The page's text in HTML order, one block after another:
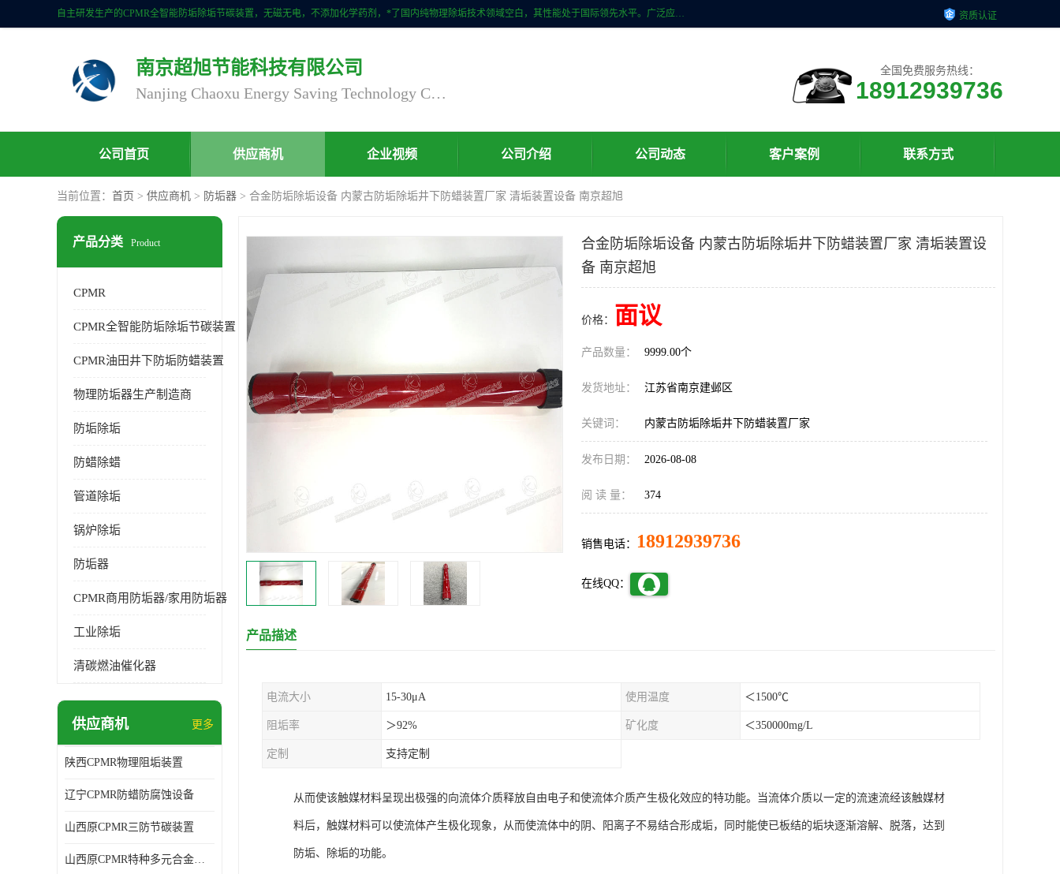
自主研发生产的CPMR全智能防垢除垢节碳装置，无磁无电，不添加化学药剂，*了国内纯物理除垢技术领域空白，其性能处于国际领先水平。广泛应用于石油炼化、钢铁冶炼、电力、煤矿、化工、供暖、压铸、汽车制造、涉水家电等行业。 资质认证
南京超旭节能科技有限公司
Nanjing Chaoxu Energy Saving Technology Co., Ltd
全国免费服务热线：
18912939736
公司首页 供应商机 企业视频 公司介绍 公司动态 客户案例 联系方式
当前位置： 首页 > 供应商机 > 防垢器 > 合金防垢除垢设备 内蒙古防垢除垢井下防蜡装置厂家 清垢装置设备 南京超旭
产品分类 Product
CPMR
CPMR全智能防垢除垢节碳装置
CPMR油田井下防垢防蜡装置
物理防垢器生产制造商
防垢除垢
防蜡除蜡
管道除垢
锅炉除垢
防垢器
CPMR商用防垢器/家用防垢器
工业除垢
清碳燃油催化器
供应商机 更多
陕西CPMR物理阻垢装置
辽宁CPMR防蜡防腐蚀设备
山西原CPMR三防节碳装置
山西原CPMR特种多元合金防垢除垢设备
合金防垢除垢设备 内蒙古防垢除垢井下防蜡装置厂家 清垢装置设
备 南京超旭
价格： 面议
产品数量： 9999.00个
发货地址： 江苏省南京建邺区
关键词： 内蒙古防垢除垢井下防蜡装置厂家
发布日期： 2026-08-08
阅 读 量： 374
销售电话： 18912939736
在线QQ：
产品描述
电流大小 15-30μA 使用温度 ＜1500℃
阻垢率 ＞92% 矿化度 ＜350000mg/L
定制 支持定制
从而使该触媒材料呈现出极强的向流体介质释放自由电子和使流体介质产生极化效应的特功能。当流体介质以一定的流速流经该触媒材
料后，触媒材料可以使流体产生极化现象，从而使流体中的阴、阳离子不易结合形成垢，同时能使已板结的垢块逐渐溶解、脱落，达到
防垢、除垢的功能。